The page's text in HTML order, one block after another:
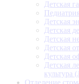
Детская
Педиатрия
Детская
Детская
Детская
Детская
Детская
Детская
культура
Отделение